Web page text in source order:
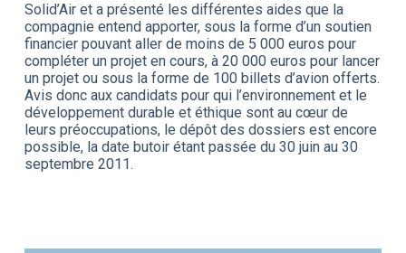
Solid’Air et a présenté les différentes aides que la
compagnie entend apporter, sous la forme d’un soutien
financier pouvant aller de moins de 5 000 euros pour
compléter un projet en cours, à 20 000 euros pour lancer
un projet ou sous la forme de 100 billets d’avion offerts.
Avis donc aux candidats pour qui l’environnement et le
développement durable et éthique sont au cœur de
leurs préoccupations, le dépôt des dossiers est encore
possible, la date butoir étant passée du 30 juin au 30
septembre 2011.